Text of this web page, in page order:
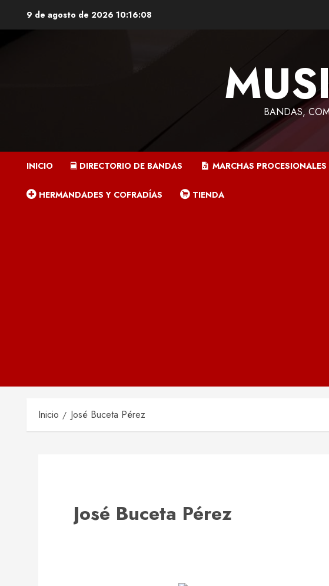
9 de agosto de 2026 10:16:09
BANDAS,
INICIO DIRECTORIO DE BANDAS MARCHAS PROCESIONALES
HERMANDADES Y COFRADÍAS TIENDA
Inicio José Buceta Pérez
José Buceta Pérez